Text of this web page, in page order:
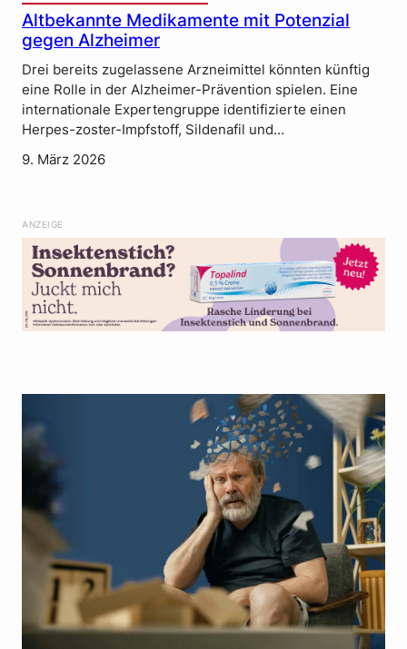
Altbekannte Medikamente mit Potenzial
gegen Alzheimer
Drei bereits zugelassene Arzneimittel könnten künftig
eine Rolle in der Alzheimer-Prävention spielen. Eine
internationale Expertengruppe identifizierte einen
Herpes-zoster-Impfstoff, Sildenafil und…
9. März 2026
ANZEIGE